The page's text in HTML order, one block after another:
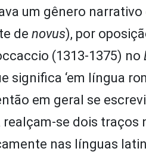
um gênero
de novus), por
(1313-1375) no
significa ‘em língua
em geral se
se dois traços
nas línguas